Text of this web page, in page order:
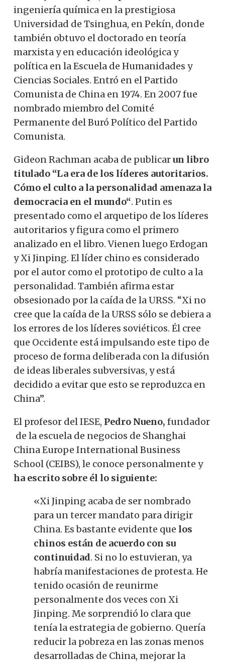
ingeniería química en la prestigiosa
Universidad de Tsinghua, en Pekín, donde
también obtuvo el doctorado en teoría
marxista y en educación ideológica y
política en la Escuela de Humanidades y
Ciencias Sociales. Entró en el Partido
Comunista de China en 1974. En 2007 fue
nombrado miembro del Comité
Permanente del Buró Político del Partido
Comunista.
Gideon Rachman acaba de publicarun libro
titulado “La era de los líderes autoritarios.
Cómo el culto a la personalidad amenaza la
democracia en el mundo“. Putin es
presentado como el arquetipo de los líderes
autoritarios y figura como el primero
analizado en el libro. Vienen luego Erdogan
y Xi Jinping. El líder chino es considerado
por el autor como el prototipo de culto a la
personalidad. También afirma estar
obsesionado por la caída de la URSS. “Xi no
cree que la caída de la URSS sólo se debiera a
los errores de los líderes soviéticos. Él cree
que Occidente está impulsando este tipo de
proceso de forma deliberada con la difusión
de ideas liberales subversivas, y está
decidido a evitar que esto se reproduzca en
China”.
El profesor del IESE, Pedro Nueno, fundador
de la escuela de negocios de Shanghai
China Europe International Business
School (CEIBS), le conoce personalmente y
ha escrito sobre él lo siguiente:
«Xi Jinping acaba de ser nombrado
para un tercer mandato para dirigir
China. Es bastante evidente que los
chinos están de acuerdo con su
continuidad. Si no lo estuvieran, ya
habría manifestaciones de protesta. He
tenido ocasión de reunirme
personalmente dos veces con Xi
Jinping. Me sorprendió lo clara que
tenía la estrategia de gobierno. Quería
reducir la pobreza en las zonas menos
desarrolladas de China, mejorar la